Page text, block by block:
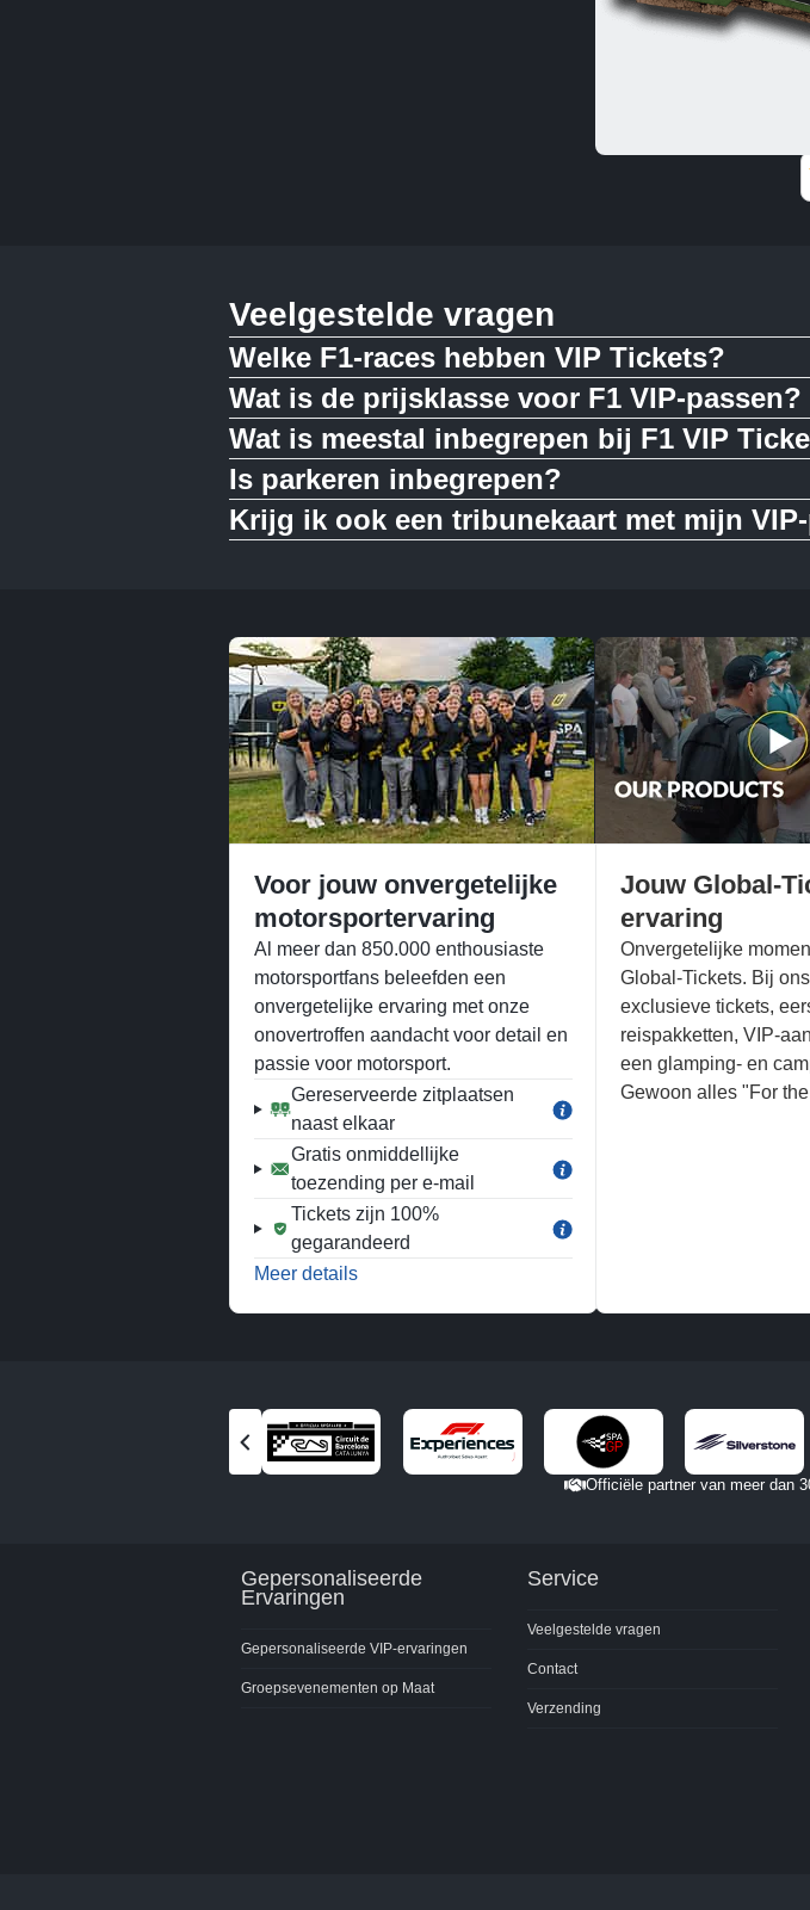
Veelgestelde vragen
Welke F1-races hebben VIP Tickets?
Wat is de prijsklasse voor F1 VIP-passen?
Wat is meestal inbegrepen bij F1 VIP
Is parkeren inbegrepen?
Krijg ik ook een tribunekaart met mijn
Voor jouw onvergetelijke
motorsportervaring
Al meer dan 850.000 enthousiaste
motorsportfans beleefden een
onvergetelijke ervaring met onze
onovertroffen aandacht voor detail en
passie voor motorsport.
Gereserveerde zitplaatsen
naast elkaar
Gratis onmiddellijke
toezending per e-mail
Tickets zijn 100%
gegarandeerd
Meer details
Jouw Global-
ervaring
Onvergetelijke
Global-Tickets. Bij
exclusieve tickets,
reispakketten, VIP-
een glamping- en
Gewoon alles "For
Vorige
partner
Officiële partner van meer dan
Gepersonaliseerde
Ervaringen
Gepersonaliseerde VIP-ervaringen
Groepsevenementen op Maat
Service
Veelgestelde vragen
Contact
Verzending